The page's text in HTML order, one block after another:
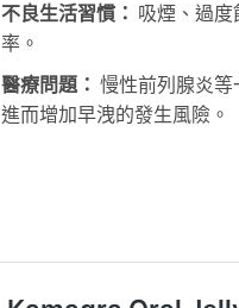
不良生活習慣： 吸煙、過
率。
醫療問題： 慢性前列腺炎等
進而增加早洩的發生風險。